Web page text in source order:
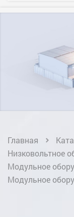
Главная
Низковольтное
Модульное
Модульное